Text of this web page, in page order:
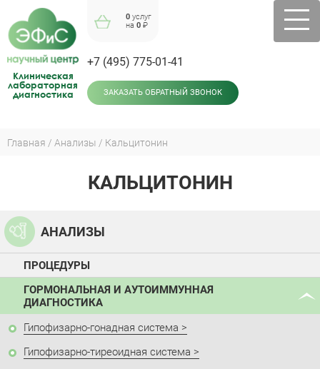
navigation
Клиническая
лабораторная
диагностика
0 услуг
на0 ₽
+7 (495) 775-01-41
ЗАКАЗАТЬ ОБРАТНЫЙ ЗВОНОК
Главная Анализы Кальцитонин
КАЛЬЦИТОНИН
АНАЛИЗЫ
ПРОЦЕДУРЫ
ГОРМОНАЛЬНАЯ И АУТОИММУННАЯ
ДИАГНОСТИКА
Гипофизарно-гонадная система
Гипофизарно-тиреоидная система